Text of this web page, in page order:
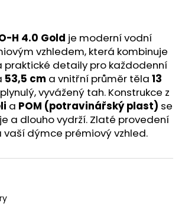
H 4.0 Gold je moderní vodní
vzhledem, která kombinuje
praktické detaily pro každodenní
53,5 cm a vnitřní průměr těla 13
vyvážený tah. Konstrukce z
a POM (potravinářský plast) se
a dlouho vydrží. Zlaté provedení
dýmce prémiový vzhled.